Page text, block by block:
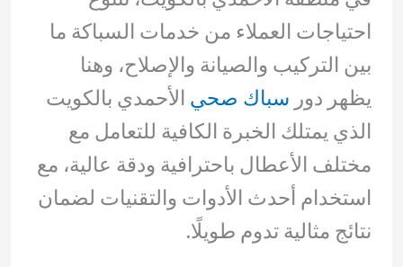
احتياجات العملاء من خدمات السباكة ما
بين التركيب والصيانة والإصلاح، وهنا
يظهر دور سباك صحي الأحمدي بالكويت
الذي يمتلك الخبرة الكافية للتعامل مع
مختلف الأعطال باحترافية ودقة عالية، مع
استخدام أحدث الأدوات والتقنيات لضمان
نتائج مثالية تدوم طويلًا.